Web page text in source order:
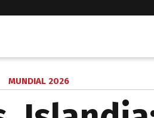
MUNDIAL 2026